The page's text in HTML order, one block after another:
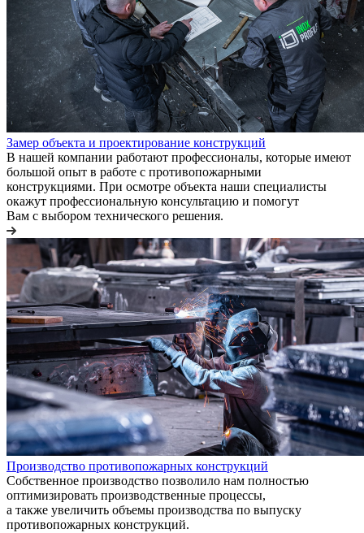
Замер объекта и проектирование конструкций
В нашей компании работают профессионалы, которые имеют
большой опыт в работе с противопожарными
конструкциями. При осмотре объекта наши специалисты
окажут профессиональную консультацию и помогут
Вам с выбором технического решения.
Производство противопожарных конструкций
Собственное производство позволило нам полностью
оптимизировать производственные процессы,
а также увеличить объемы производства по выпуску
противопожарных конструкций.